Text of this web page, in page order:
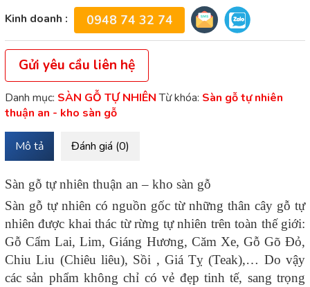
Kinh doanh : 0948 74 32 74
Gửi yêu cầu liên hệ
Danh mục: SÀN GỖ TỰ NHIÊN Từ khóa: Sàn gỗ tự nhiên
thuận an - kho sàn gỗ
Mô tả Đánh giá (0)
Sàn gỗ tự nhiên thuận an – kho sàn gỗ
Sàn gỗ tự nhiên có nguồn gốc từ những thân cây gỗ tự
nhiên được khai thác từ rừng tự nhiên trên toàn thế giới:
Gỗ Cẩm Lai, Lim, Giáng Hương, Căm Xe, Gỗ Gõ Đỏ,
Chiu Liu (Chiêu liêu), Sồi , Giá Tỵ (Teak),… Do vậy
các sản phẩm không chỉ có vẻ đẹp tinh tế, sang trọng